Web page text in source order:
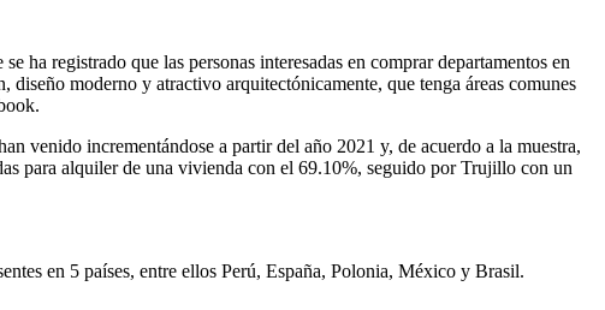
registrado que las personas interesadas en comprar departamentos en
moderno y atractivo arquitectónicamente, que tenga áreas comunes
venido incrementándose a partir del año 2021 y, de acuerdo a la muestra,
para alquiler de una vivienda con el 69.10%, seguido por Trujillo con un
en 5 países, entre ellos Perú, España, Polonia, México y Brasil.